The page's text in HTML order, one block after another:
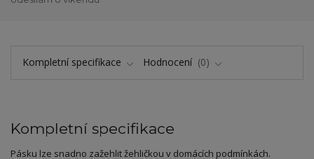
Kompletní specifikace Hodnocení 0
Kompletní specifikace
Pásku lze snadno zažehlit žehličkou v domácích podmínkách.